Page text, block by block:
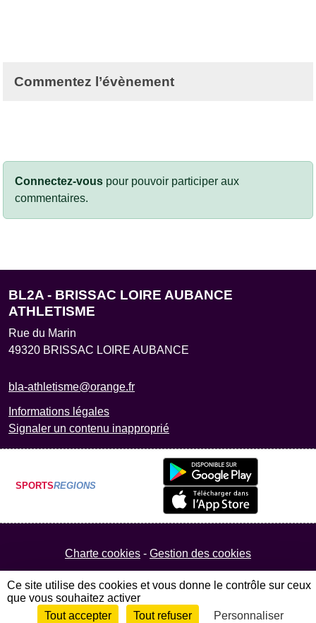
Commentez l’évènement
Connectez-vous pour pouvoir participer aux
commentaires.
BL2A - BRISSAC LOIRE AUBANCE
ATHLETISME
Rue du Marin
49320 BRISSAC LOIRE AUBANCE
bla-athletisme@orange.fr
Informations légales
Signaler un contenu inapproprié
SPORTSREGIONS
Charte cookies Gestion des cookies
Envie de participer ? Connexion
Ce site utilise des cookies et vous donne le contrôle sur ceux
que vous souhaitez activer
Tout accepter
Tout refuser Personnaliser